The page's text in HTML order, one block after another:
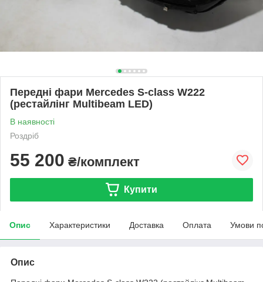
Передні фари Mercedes S-class W222
(рестайлінг Multibeam LED)
В наявності
Роздріб
55 200 ₴/комплект
Купити
Опис Характеристики Доставка Оплата Умови
Опис